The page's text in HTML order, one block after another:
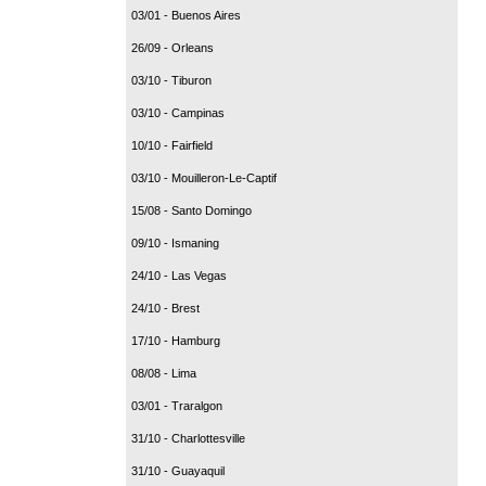
03/01 - Buenos Aires
26/09 - Orleans
03/10 - Tiburon
03/10 - Campinas
10/10 - Fairfield
03/10 - Mouilleron-Le-Captif
15/08 - Santo Domingo
09/10 - Ismaning
24/10 - Las Vegas
24/10 - Brest
17/10 - Hamburg
08/08 - Lima
03/01 - Traralgon
31/10 - Charlottesville
31/10 - Guayaquil